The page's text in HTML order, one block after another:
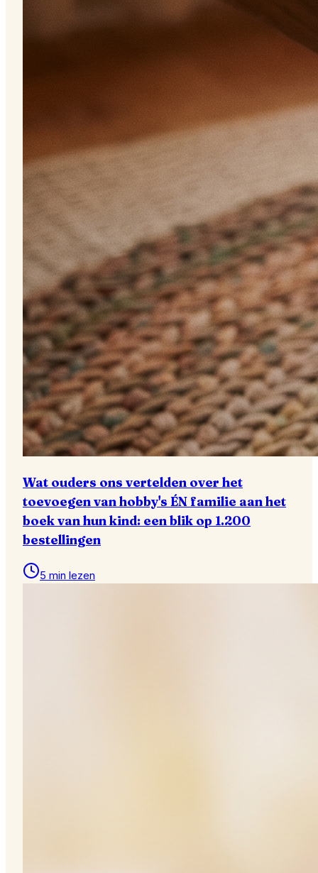
Wat ouders ons vertelden over het
toevoegen van hobby's ÉN familie aan het
boek van hun kind: een blik op 1.200
bestellingen
5 min lezen